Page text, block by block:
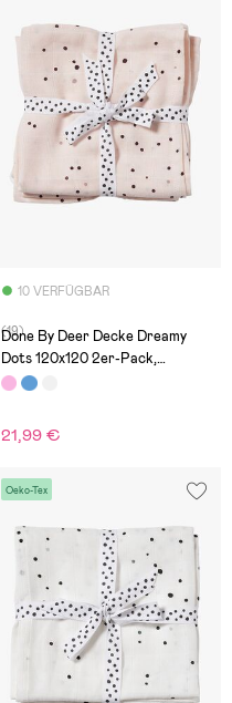
10 VERFÜGBAR
(19)
Done By Deer Decke Dreamy
Dots 120x120 2er-Pack,
Powder
21,99 €
Oeko-Tex